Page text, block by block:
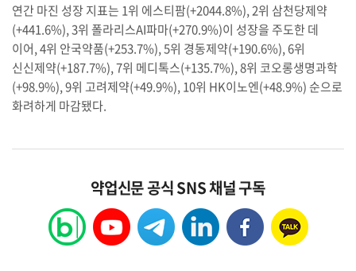
연간 마진 성장 지표는 1위 에스티팜(+2044.8%), 2위 삼천당제약
(+441.6%), 3위 폴라리스AI파마(+270.9%)이 성장을 주도한 데
이어, 4위 안국약품(+253.7%), 5위 경동제약(+190.6%), 6위
신신제약(+187.7%), 7위 메디톡스(+135.7%), 8위 코오롱생명과학
(+98.9%), 9위 고려제약(+49.9%), 10위 HK이노엔(+48.9%) 순으로
화려하게 마감됐다.
약업신문 공식 SNS 채널 구독